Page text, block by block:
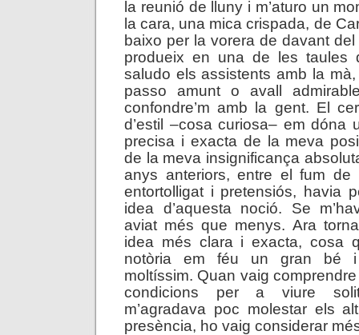
la reunió de lluny i m’aturo un
la cara, una mica crispada, de
baixo per la vorera de davant
produeix en una de les taules
saludo els assistents amb la
passo amunt o avall
confondre’m amb la gent. El
d’estil –cosa curiosa– em dóna
precisa i exacta de la meva
de la meva insignificança
anys anteriors, entre el fum de
entortolligat i pretensiós, havia
idea d’aquesta noció. Se
aviat més que menys. Ara
idea més clara i exacta, cosa
notòria em féu un gran bé i
moltíssim. Quan vaig
condicions per a viure
m’agradava poc molestar els
presència, ho vaig considerar